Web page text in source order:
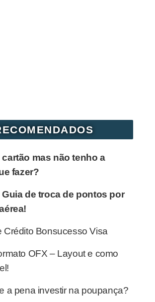
cartão mas não tenho a
fazer?
de troca de pontos por
Crédito Bonsucesso Visa
OFX – Layout e como
a pena investir na poupança?